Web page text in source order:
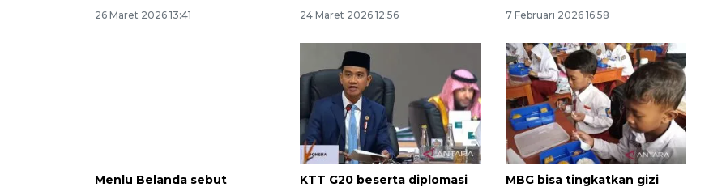
26 Maret 2026 13:41 24 Maret 2026 12:56 7 Februari 2026 16:58
Menlu Belanda sebut
KTT G20 beserta diplomasi
MBG bisa tingkatkan gizi